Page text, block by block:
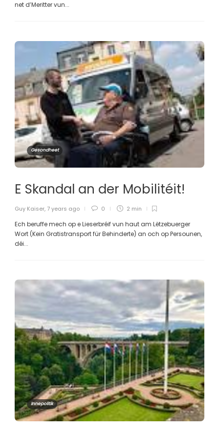
net d’Meritter vun...
Gesondheet
E Skandal an der Mobilitéit!
Guy Kaiser, 7 years ago 0 2 min
Ech beruffe mech op e Lieserbréif vun haut am Lëtzebuerger
Wort (Kein Gratistransport für Behinderte) an och op Persounen,
déi...
Innepolitik